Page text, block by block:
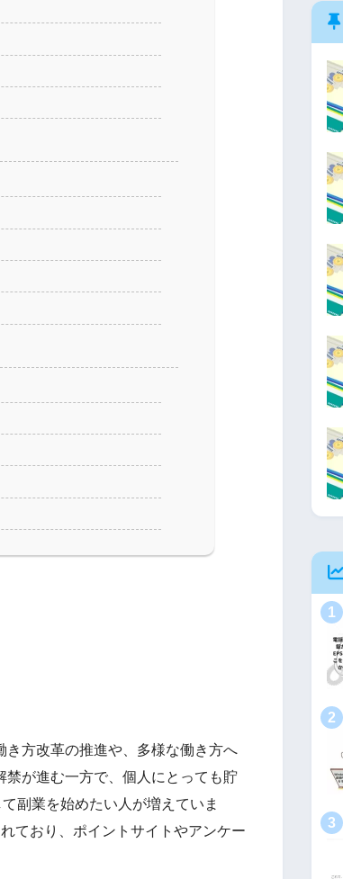
方改革の推進や、多様な働き方へ
が進む一方で、個人にとっても貯
副業を始めたい人が増えていま
ており、ポイントサイトやアンケー
1
2
3